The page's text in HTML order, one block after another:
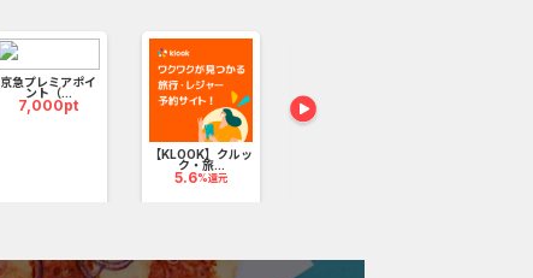
京急プレミアポイ
ント（...
7,000pt
【KLOOK】クルッ
ク・旅...
5.6%還元